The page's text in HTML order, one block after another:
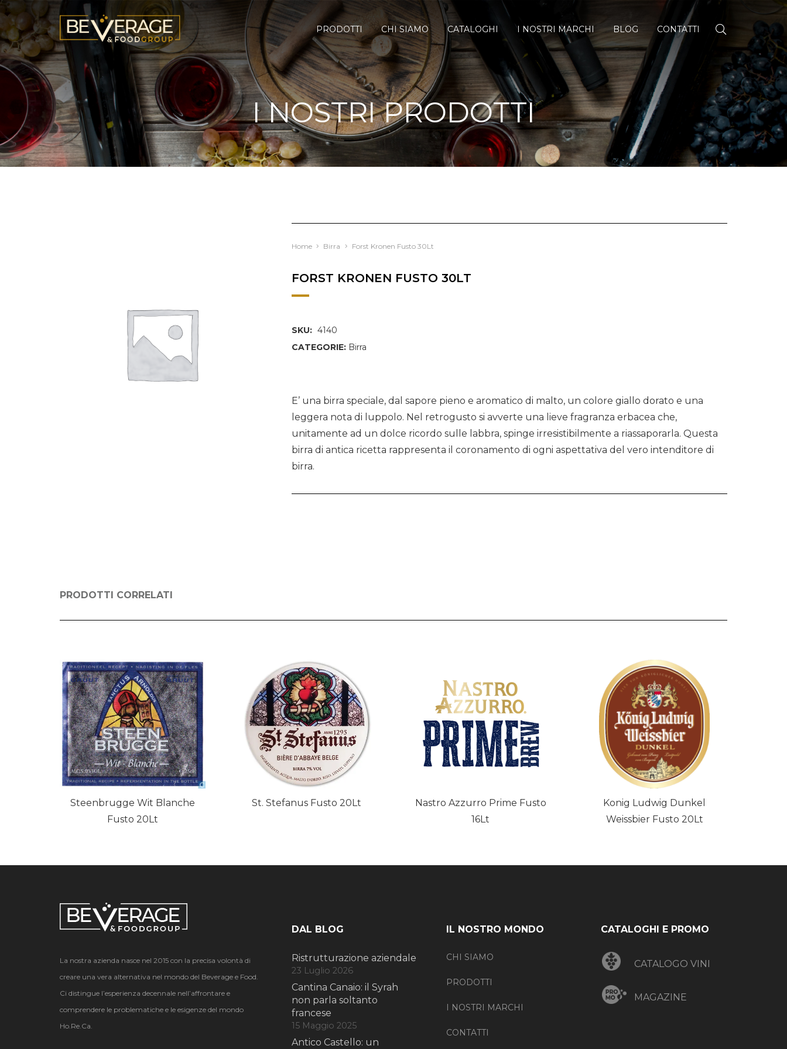
PRODOTTI CHI SIAMO CATALOGHI I NOSTRI MARCHI BLOG CONTATTI
I NOSTRI PRODOTTI
Home Birra Forst Kronen Fusto 30Lt
FORST KRONEN FUSTO 30LT
SKU: 4140
CATEGORIE: Birra
E’ una birra speciale, dal sapore pieno e aromatico di malto, un colore giallo dorato e una
leggera nota di luppolo. Nel retrogusto si avverte una lieve fragranza erbacea che,
unitamente ad un dolce ricordo sulle labbra, spinge irresistibilmente a riassaporarla. Questa
birra di antica ricetta rappresenta il coronamento di ogni aspettativa del vero intenditore di
birra.
PRODOTTI CORRELATI
Steenbrugge Wit Blanche
Fusto 20Lt
St. Stefanus Fusto 20Lt
Nastro Azzurro Prime Fusto
16Lt
Konig Ludwig Dunkel
Weissbier Fusto 20Lt
La nostra azienda nasce nel 2015 con la precisa volontà di
creare una vera alternativa nel mondo del Beverage e Food.
Ci distingue l’esperienza decennale nell’affrontare e
comprendere le problematiche e le esigenze del mondo
Ho.Re.Ca.
DAL BLOG
Ristrutturazione aziendale
23 Luglio 2026
Cantina Canaio: il Syrah
non parla soltanto
francese
15 Maggio 2025
Antico Castello: un
IL NOSTRO MONDO
CHI SIAMO
PRODOTTI
I NOSTRI MARCHI
CONTATTI
CATALOGHI E PROMO
CATALOGO VINI
MAGAZINE